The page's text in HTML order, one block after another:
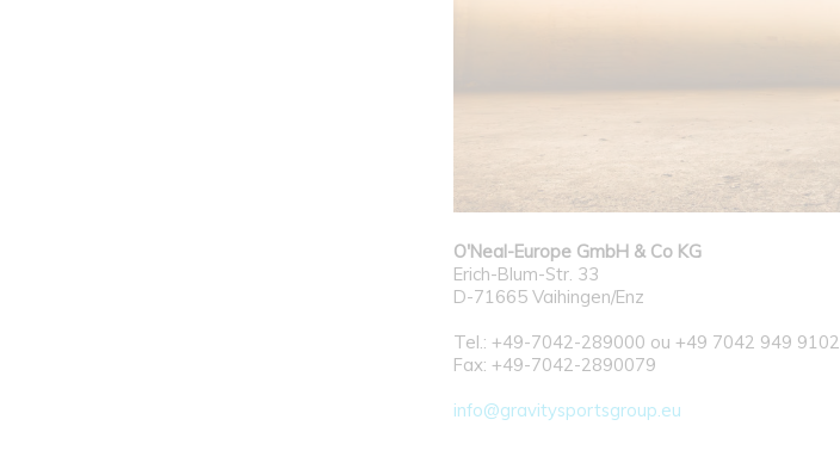
O'Neal-Europe GmbH & Co KG
Erich-Blum-Str. 33
D-71665 Vaihingen/Enz
Tel.: +49-7042-289000 ou +49 7042 949 9102
Fax: +49-7042-2890079
info@gravitysportsgroup.eu